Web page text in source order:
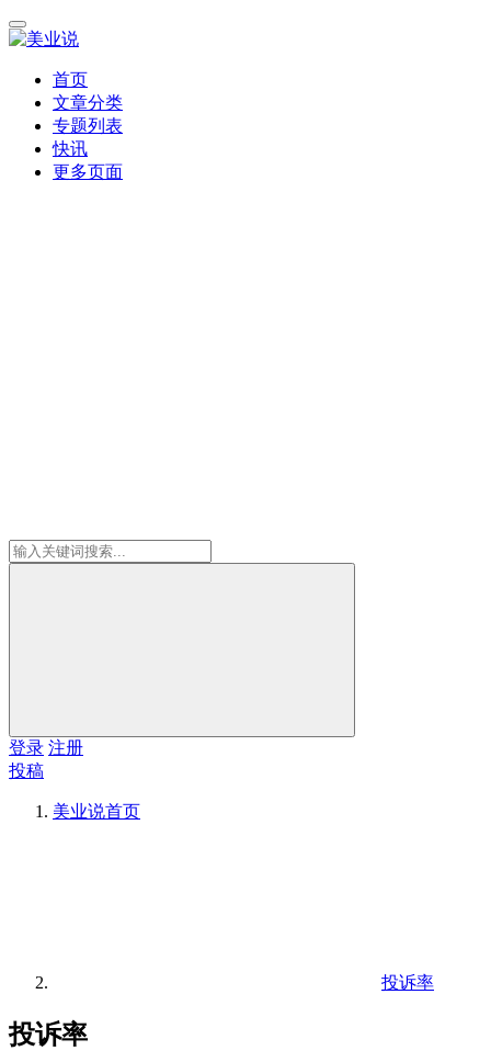
首页
文章分类
专题列表
快讯
更多页面
登录 注册
投稿
美业说首页
投诉率
投诉率